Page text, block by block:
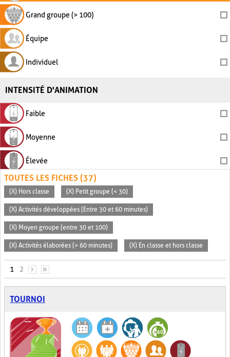
Grand groupe (> 100)
Équipe
Individuel
INTENSITÉ D'ANIMATION
Faible
Moyenne
Élevée
TOUTES LES FICHES (37)
(X) Hors classe (X) Petit groupe (< 30)
(X) Activités développées (Entre 30 et 60 minutes)
(X) Moyen groupe (entre 30 et 100)
(X) Activités élaborées (> 60 minutes) (X) En classe et hors classe
PAGES
1 2 › »
TOURNOI